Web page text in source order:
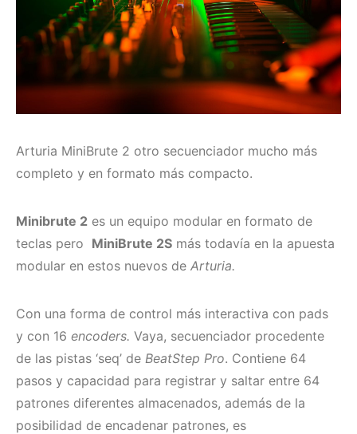
Arturia MiniBrute 2 otro secuenciador mucho más
completo y en formato más compacto.
Minibrute 2 es un equipo modular en formato de
teclas pero MiniBrute 2S más todavía en la apuesta
modular en estos nuevos de Arturia.
Con una forma de control más interactiva con pads
y con 16 encoders. Vaya, secuenciador procedente
de las pistas ‘seq’ de BeatStep Pro. Contiene 64
pasos y capacidad para registrar y saltar entre 64
patrones diferentes almacenados, además de la
posibilidad de encadenar patrones, es